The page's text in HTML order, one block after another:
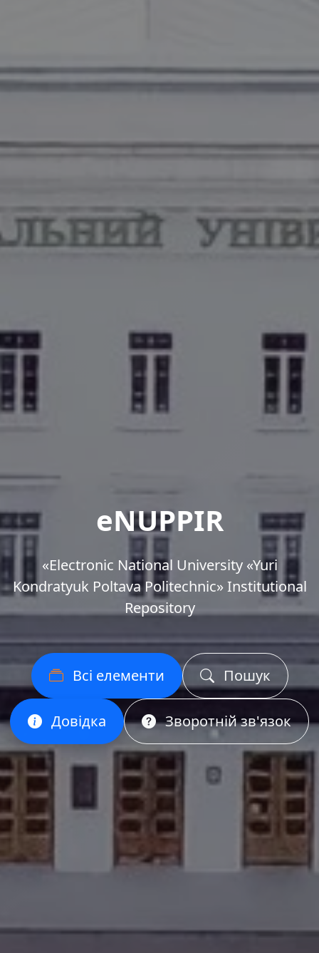
eNUPPIR
«Еlectronic National University «Yuri
Kondratyuk Poltava Politechnic» Institutional
Repository
Всі елементи Пошук
Довідка Зворотній зв'язок